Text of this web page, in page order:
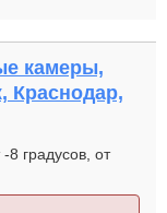
камеры,
Краснодар,
градусов, от